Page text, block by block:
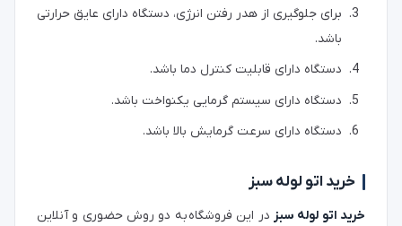
برای جلوگیری از هدر رفتن انرژی، دستگاه دارای عایق حرارتی
باشد.
دستگاه دارای قابلیت کنترل دما باشد.
دستگاه دارای سیستم گرمایی یکنواخت باشد.
دستگاه دارای سرعت گرمایش بالا باشد.
خرید اتو لوله سبز
خرید اتو لوله سبز در این فروشگاه به دو روش حضوری و آنلاین